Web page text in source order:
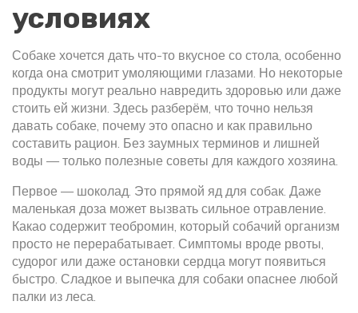
условиях
Собаке хочется дать что-то вкусное со стола, особенно
когда она смотрит умоляющими глазами. Но некоторые
продукты могут реально навредить здоровью или даже
стоить ей жизни. Здесь разберём, что точно нельзя
давать собаке, почему это опасно и как правильно
составить рацион. Без заумных терминов и лишней
воды — только полезные советы для каждого хозяина.
Первое — шоколад. Это прямой яд для собак. Даже
маленькая доза может вызвать сильное отравление.
Какао содержит теобромин, который собачий организм
просто не перерабатывает. Симптомы вроде рвоты,
судорог или даже остановки сердца могут появиться
быстро. Сладкое и выпечка для собаки опаснее любой
палки из леса.